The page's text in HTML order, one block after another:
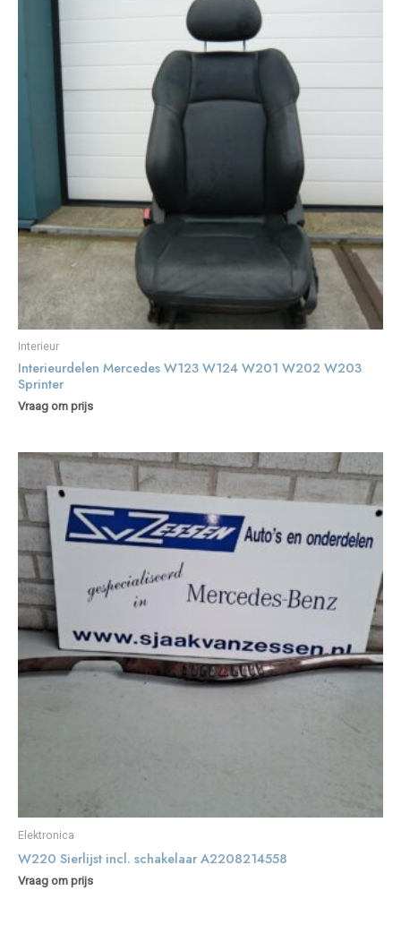
Interieur
Interieurdelen Mercedes W123 W124 W201 W202 W203
Sprinter
Vraag om prijs
Elektronica
W220 Sierlijst incl. schakelaar A2208214558
Vraag om prijs